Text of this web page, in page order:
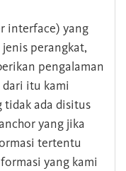
interface) yang
perangkat,
pengalaman
dari itu kami
tidak ada disitus
yang jika
tertentu
yang kami